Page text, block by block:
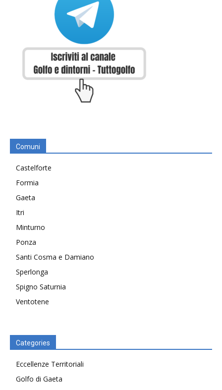
Comuni
Castelforte
Formia
Gaeta
Itri
Minturno
Ponza
Santi Cosma e Damiano
Sperlonga
Spigno Saturnia
Ventotene
Categories
Eccellenze Territoriali
Golfo di Gaeta